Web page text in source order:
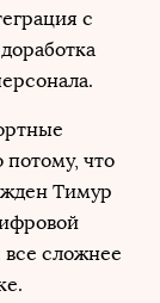
с
потому, что
Тимур
сложнее